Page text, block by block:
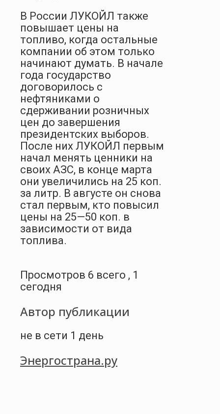
В России ЛУКОЙЛ также
повышает цены на
топливо, когда остальные
компании об этом только
начинают думать. В начале
года государство
договорилось с
нефтяниками о
сдерживании розничных
цен до завершения
президентских выборов.
После них ЛУКОЙЛ первым
начал менять ценники на
своих АЗС, в конце марта
они увеличились на 25 коп.
за литр. В августе он снова
стал первым, кто повысил
цены на 25—50 коп. в
зависимости от вида
топлива.
Просмотров 6 всего , 1
сегодня
Автор публикации
не в сети 1 день
Энергострана.ру